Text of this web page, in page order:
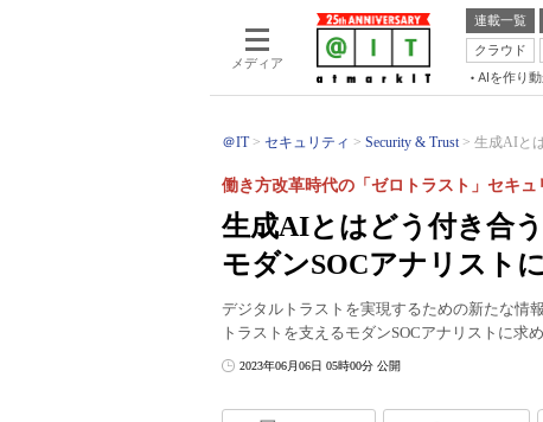
メディア
連載一覧
クラウド
AIを作り
＠IT セキュリティ Security & Trust 生成AIと
生成AIとはどう付き合
モダンSOCアナリスト
働き方改革時代の「ゼロトラスト」セキュ
デジタルトラストを実現するための新たな情
トラストを支えるモダンSOCアナリストに求
2023年06月06日 05時00分 公開